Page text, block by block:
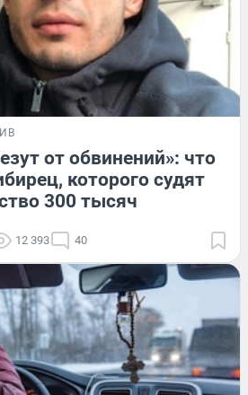
от обвинений»: что
которого судят
300 тысяч
12 393 40